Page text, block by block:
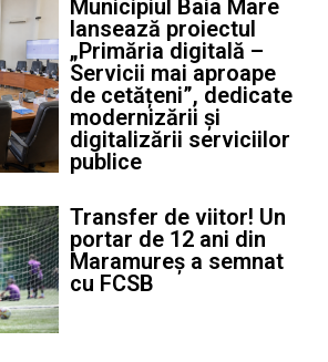
Municipiul Baia Mare
lansează proiectul
„Primăria digitală –
Servicii mai aproape
de cetățeni”, dedicate
modernizării și
digitalizării serviciilor
publice
Transfer de viitor! Un
portar de 12 ani din
Maramureș a semnat
cu FCSB